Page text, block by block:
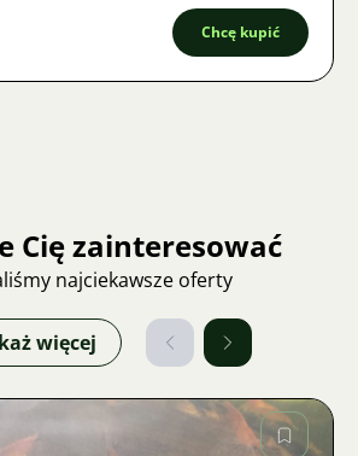
Chcę kupić
Cię zainteresować
najciekawsze oferty
więcej